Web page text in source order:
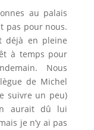
au palais
pas pour nous.
déjà en pleine
à temps pour
Nous
de Michel
suivre un peu)
aurait dû lui
je n’y ai pas